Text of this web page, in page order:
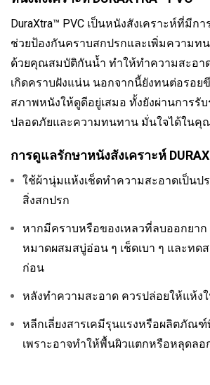
DuraXtra™ PVC เป็นหนังสังเคราะห์ที่มีก
ช่วยป้องกันคราบสกปรกและเพิ่มความท
ด้วยคุณสมบัติกันน้ำ ทำให้ทำความสะอา
เกิดคราบฝังแน่น นอกจากนี้ยังทนต่อรอย
สภาพหนังให้ดูดีอยู่เสมอ ทั้งยังผ่านการรั
ปลอดภัยและความทนทาน มั่นใจได้ในคุ
การดูแลรักษาหนังสังเคราะห์
ใช้ผ้านุ่มแห้งเช็ดทำความสะอาดเป็นป
สิ่งสกปรก
หากมีคราบหรือของเหลวที่ลบออกยาก
หมาดผสมสบู่อ่อน ๆ เช็ดเบา ๆ และทด
ก่อน
หลังทำความสะอาด ควรปล่อยให้แห้ง
หลีกเลี่ยงสารเคมีรุนแรงหรือผลิตภัณ
เพราะอาจทำให้พื้นผิวแตกหรือหลุดลอ